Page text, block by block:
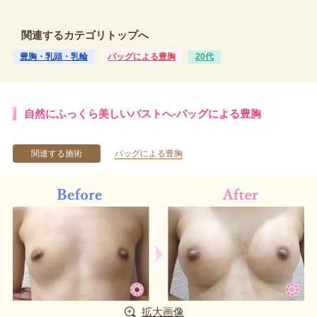
関連するカテゴリトップへ
豊胸・乳頭・乳輪 バッグによる豊胸 20代
自然にふっくら美しいバストへ-バッグによる豊胸
関連する施術 バッグによる豊胸
拡大画像